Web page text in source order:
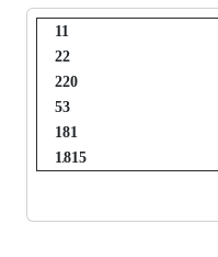
11
22
220
53
181
1,815